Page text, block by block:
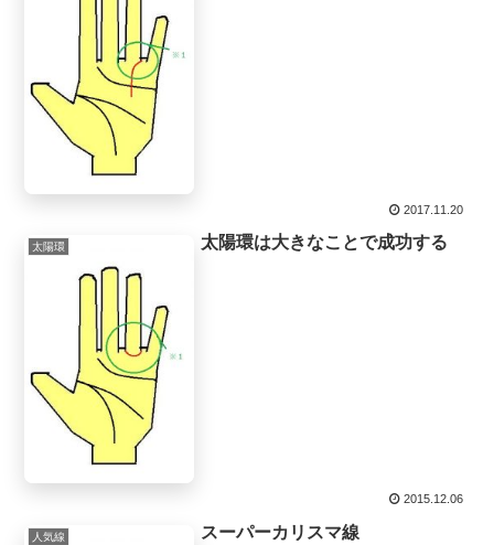
2017.11.20
太陽環 太陽環は大きなことで成功する
2015.12.06
人気線 スーパーカリスマ線